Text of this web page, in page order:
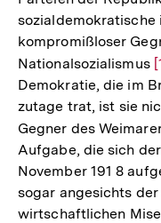
sozialdemokratische
kompromißloser
Nationalsozialismus
Demokratie, die im
zutage trat, ist sie
Gegner des
Aufgabe, die sich
November 191 8
sogar angesichts
wirtschaftlichen